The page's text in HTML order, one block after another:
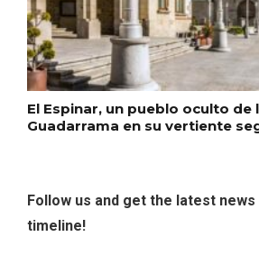
El Espinar, un pueblo oculto de
Guadarrama en su vertiente
Follow us and get the latest
timeline!